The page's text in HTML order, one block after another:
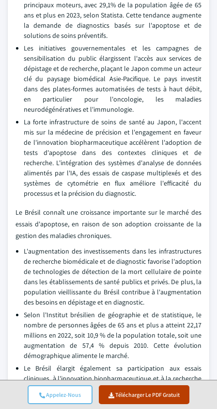
Appelez-Nous Télécharger Le PDF Gratuit
principaux moteurs, avec 29,1% de la population âgée de 65
ans et plus en 2023, selon Statista. Cette tendance augmente
la demande de diagnostics basés sur l'apoptose et de
solutions de soins préventifs.
Les initiatives gouvernementales et les campagnes de
sensibilisation du public élargissent l'accès aux services de
dépistage et de recherche, plaçant le Japon comme un acteur
clé du paysage biomédical Asie-Pacifique. Le pays investit
dans des plates-formes automatisées de tests à haut débit,
en particulier pour l'oncologie, les maladies
neurodégénératives et l'immunologie.
La forte infrastructure de soins de santé au Japon, l'accent
mis sur la médecine de précision et l'engagement en faveur
de l'innovation biopharmaceutique accélèrent l'adoption de
tests d'apoptose dans des contextes cliniques et de
recherche. L'intégration des systèmes d'analyse de données
alimentés par l'IA, des essais de caspase multiplexés et des
systèmes de cytométrie en flux améliore l'efficacité du
processus et la précision du diagnostic.
Le Brésil connaît une croissance importante sur le marché des
essais d'apoptose, en raison de son adoption croissante de la
gestion des maladies chroniques.
L'augmentation des investissements dans les infrastructures
de recherche biomédicale et de diagnostic favorise l'adoption
de technologies de détection de la mort cellulaire de pointe
dans les établissements de santé publics et privés. De plus, la
population vieillissante du Brésil contribue à l'augmentation
des besoins en dépistage et en diagnostic.
Selon l'Institut brésilien de géographie et de statistique, le
nombre de personnes âgées de 65 ans et plus a atteint 22,17
millions en 2022, soit 10,9 % de la population totale, soit une
augmentation de 57,4 % depuis 2010. Cette évolution
démographique alimente le marché.
Le Brésil élargit également sa participation aux essais
cliniques, à l'innovation biopharmaceutique et à la recherche
universitaire, se positionnant comme un marché émergent
clé en Amérique latine pour les technologies d'analyse de